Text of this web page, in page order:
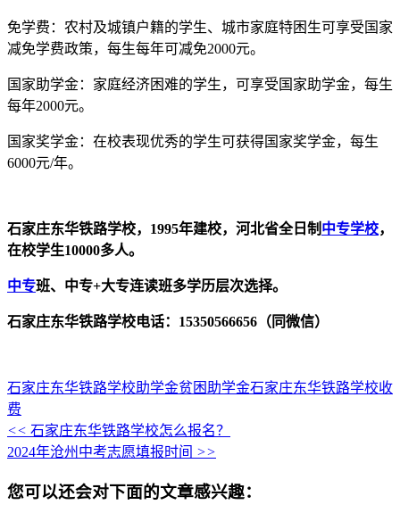
免学费：农村及城镇户籍的学生、城市家庭特困生可享受国家
减免学费政策，每生每年可减免2000元。
国家助学金：家庭经济困难的学生，可享受国家助学金，每生
每年2000元。
国家奖学金：在校表现优秀的学生可获得国家奖学金，每生
6000元/年。
石家庄东华铁路学校，1995年建校，河北省全日制 中专学校，
在校学生10000多人。
中专班、中专+大专连读班多学历层次选择。
石家庄东华铁路学校电话：15350566656（同微信）
石家庄东华铁路学校助学金贫困助学金石家庄东华铁路学校收
费
<< 石家庄东华铁路学校怎么报名？
2024年沧州中考志愿填报时间 >>
您可以还会对下面的文章感兴趣：